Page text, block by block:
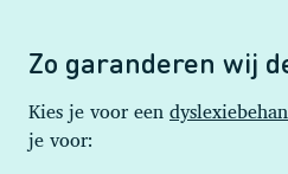
Zo garanderen wij
Kies je voor een
je voor: